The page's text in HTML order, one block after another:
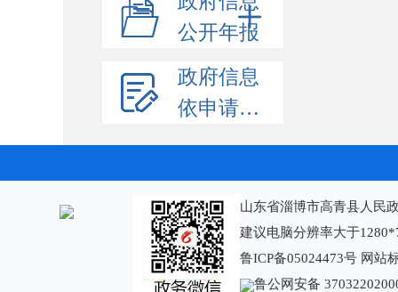
公开年报
政府信息
依申请公开
山东省淄博市高青县人民
建议电脑分辨率大于
鲁ICP备05024473号 网站
鲁公网安备